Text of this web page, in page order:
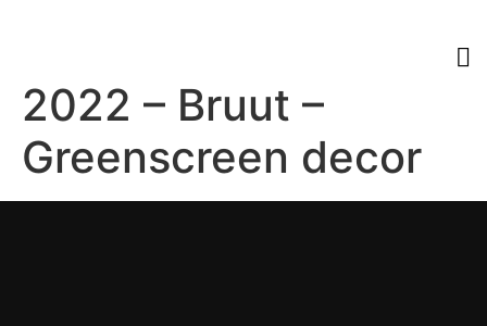
2022 – Bruut –
Greenscreen decor